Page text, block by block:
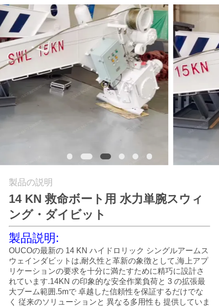
ち
に
つ
い
て
工
ア
ー
品
質
管
理
製品の説明
14 KN 救命ボート用 水力単腕スウィ
ング・ダイビット
製品説明:
OUCOの最新の 14 KN ハイドロリック シングルアームス
ウェインダビットは,耐久性と革新の象徴として,海上アプ
リケーションの要求を十分に満たすために精巧に設計さ
れています.14KN の印象的な安全作業負荷と 3 の拡張最
大ブーム範囲.5mで 卓越した信頼性を保証するだけでな
く 従来のソリューションと 異なる多用性も 提供していま